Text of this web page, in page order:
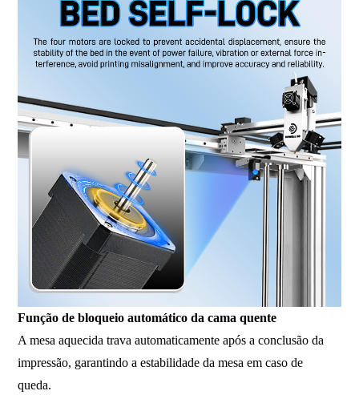
Função de bloqueio automático da cama quente
A mesa aquecida trava automaticamente após a conclusão da
impressão, garantindo a estabilidade da mesa em caso de
queda.